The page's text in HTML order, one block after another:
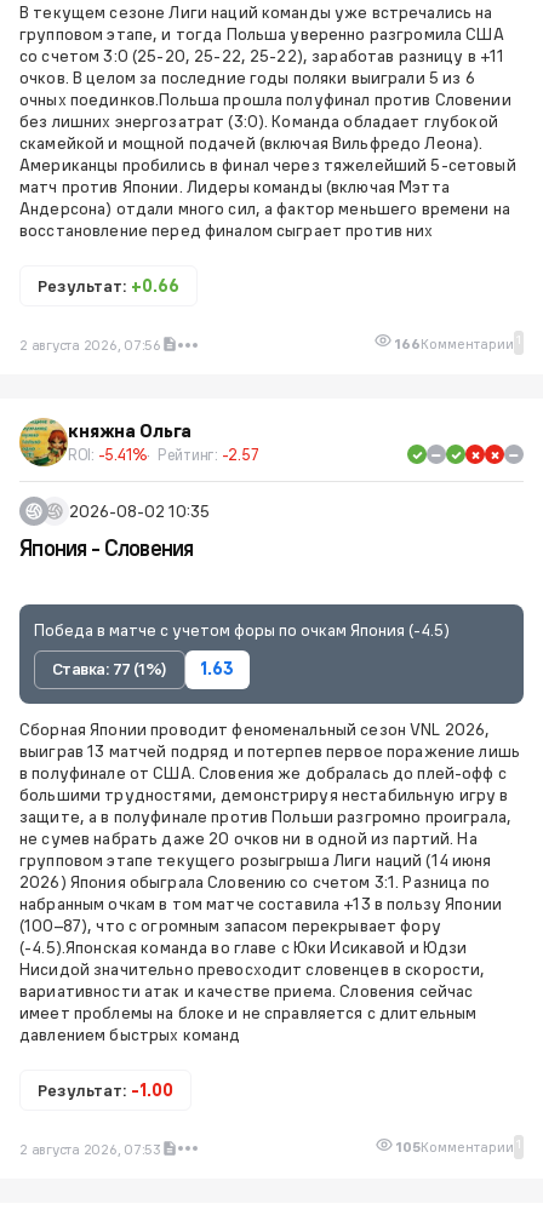
В текущем сезоне Лиги наций команды уже встречались на
групповом этапе, и тогда Польша уверенно разгромила США
со счетом 3:0 (25-20, 25-22, 25-22), заработав разницу в +11
очков. В целом за последние годы поляки выиграли 5 из 6
очных поединков.Польша прошла полуфинал против Словении
без лишних энергозатрат (3:0). Команда обладает глубокой
скамейкой и мощной подачей (включая Вильфредо Леона).
Американцы пробились в финал через тяжелейший 5-сетовый
матч против Японии. Лидеры команды (включая Мэтта
Андерсона) отдали много сил, а фактор меньшего времени на
восстановление перед финалом сыграет против них
Результат: +0.66
2 августа 2026, 07:56 166Комментарии 1
княжна Ольга
ROI: -5.41% Рейтинг: -2.57
2026-08-02 10:35
Япония - Словения
Победа в матче с учетом форы по очкам Япония (-4.5)
Ставка: 77 (1%)
1.63
Сборная Японии проводит феноменальный сезон VNL 2026,
выиграв 13 матчей подряд и потерпев первое поражение лишь
в полуфинале от США. Словения же добралась до плей-офф с
большими трудностями, демонстрируя нестабильную игру в
защите, а в полуфинале против Польши разгромно проиграла,
не сумев набрать даже 20 очков ни в одной из партий. На
групповом этапе текущего розыгрыша Лиги наций (14 июня
2026) Япония обыграла Словению со счетом 3:1. Разница по
набранным очкам в том матче составила +13 в пользу Японии
(100–87), что с огромным запасом перекрывает фору
(-4.5).Японская команда во главе с Юки Исикавой и Юдзи
Нисидой значительно превосходит словенцев в скорости,
вариативности атак и качестве приема. Словения сейчас
имеет проблемы на блоке и не справляется с длительным
давлением быстрых команд
Результат: -1.00
2 августа 2026, 07:53 105Комментарии 1